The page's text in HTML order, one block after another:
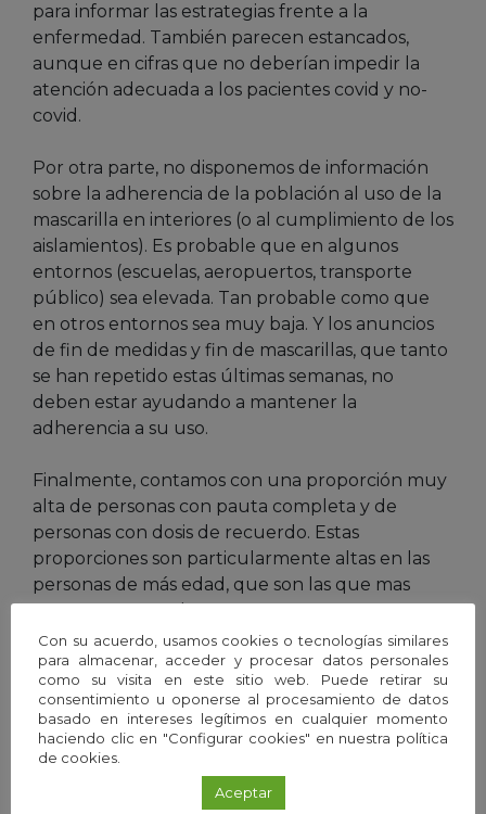
para informar las estrategias frente a la
enfermedad. También parecen estancados,
aunque en cifras que no deberían impedir la
atención adecuada a los pacientes covid y no-
covid.
Por otra parte, no disponemos de información
sobre la adherencia de la población al uso de la
mascarilla en interiores (o al cumplimiento de los
aislamientos). Es probable que en algunos
entornos (escuelas, aeropuertos, transporte
público) sea elevada. Tan probable como que
en otros entornos sea muy baja. Y los anuncios
de fin de medidas y fin de mascarillas, que tanto
se han repetido estas últimas semanas, no
deben estar ayudando a mantener la
adherencia a su uso.
Finalmente, contamos con una proporción muy
alta de personas con pauta completa y de
personas con dosis de recuerdo. Estas
proporciones son particularmente altas en las
personas de más edad, que son las que mas
casos graves producen.
Adicionalmente, debemos contar con una
proporción enorme de personas –vacunadas o
no– que han pasado la infección durante la 6ª
ola. Los casos registrados aproximan el 25-30 %
de la población. Aunque es probable que los
casos reales doblen estas cifras.
Con su acuerdo, usamos cookies o tecnologías similares
para almacenar, acceder y procesar datos personales
como su visita en este sitio web. Puede retirar su
consentimiento u oponerse al procesamiento de datos
basado en intereses legítimos en cualquier momento
haciendo clic en "Configurar cookies" en nuestra política
de cookies.
Aceptar